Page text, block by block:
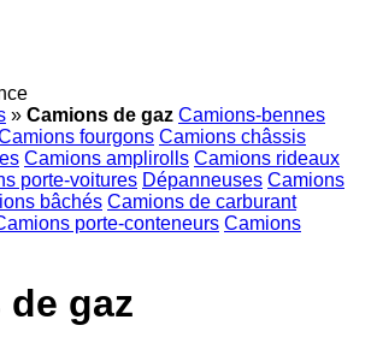
» Camions de gaz Camions-bennes
fourgons Camions châssis
Camions amplirolls Camions rideaux
porte-voitures Dépanneuses Camions
bâchés Camions de carburant
porte-conteneurs Camions
gaz